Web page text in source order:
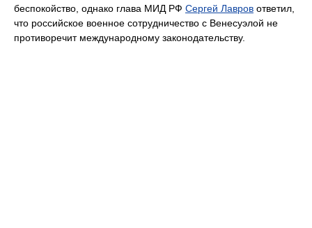
беспокойство, однако глава МИД РФ Сергей Лавров ответил,
что российское военное сотрудничество с Венесуэлой не
противоречит международному законодательству.